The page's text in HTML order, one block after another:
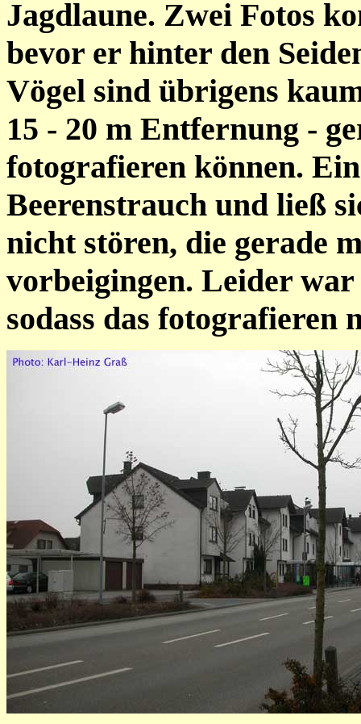
Jagdlaune. Zwei Fotos
bevor er hinter den
Vögel sind übrigens
15 - 20 m Entfernung -
fotografieren können.
Beerenstrauch und ließ
nicht stören, die gerade
vorbeigingen. Leider
sodass das fotografieren